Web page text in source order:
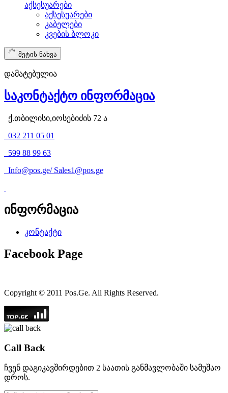
აქსესუარები
აქსესუარები
კაბელები
კვების ბლოკი
მეტის ნახვა
დამატებულია
საკონტაქტო ინფორმაცია
ქ.თბილისი,იოსებიძის 72 ა
032 211 05 01
599 88 99 63
Info@pos.ge/ Sales1@pos.ge
ინფორმაცია
კონტაქტი
Facebook Page
Copyright © 2011 Pos.Ge. All Rights Reserved.
Call Back
ჩვენ დაგიკავშირდებით 2 საათის განმავლობაში სამუშაო
დროს.